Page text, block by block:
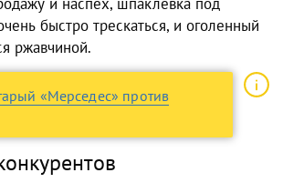
быстро трескаться, и оголенный
ржавчиной.
«Мерседес» против